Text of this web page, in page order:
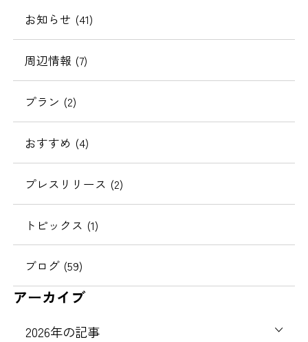
お知らせ (41)
周辺情報 (7)
プラン (2)
おすすめ (4)
プレスリリース (2)
トピックス (1)
ブログ (59)
アーカイブ
2026年の記事